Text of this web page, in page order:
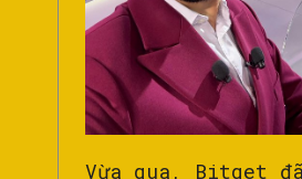
Vừa qua, Bitget